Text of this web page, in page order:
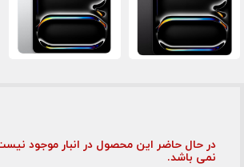
در حال حاضر این محصول در انبار موجود
نمی باشد.